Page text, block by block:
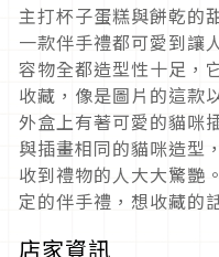
主打杯子蛋糕與餅乾的
一款伴手禮都可愛到讓
容物全都造型性十足，
收藏，像是圖片的這款
外盒上有著可愛的貓咪
與插畫相同的貓咪造型
收到禮物的人大大驚艷
定的伴手禮，想收藏的
店家資訊